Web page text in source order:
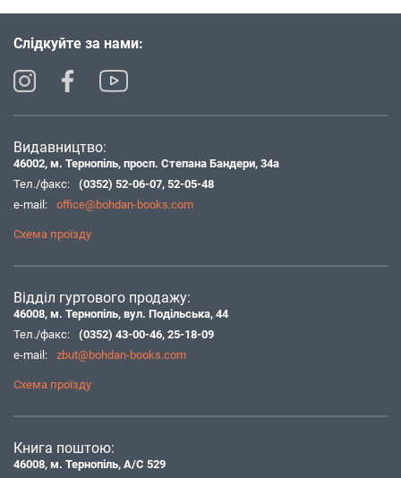
Слідкуйте за нами:
Видавництво:
46002, м. Тернопіль, просп. Степана Бандери, 34а
Тел./факс:
(0352) 52-06-07, 52-05-48
e-mail:
office@bohdan-books.com
Схема проїзду
Відділ гуртового продажу:
46008, м. Тернопіль, вул. Подільська, 44
Тел./факс:
(0352) 43-00-46, 25-18-09
e-mail:
zbut@bohdan-books.com
Схема проїзду
Книга поштою:
46008, м. Тернопіль, А/С 529